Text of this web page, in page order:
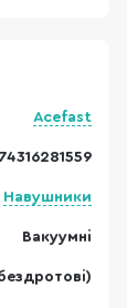
Acefast
Навушники
Вакуумні